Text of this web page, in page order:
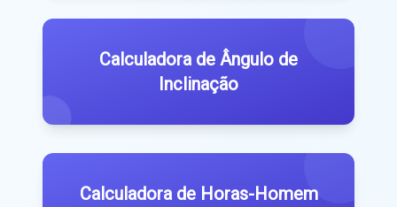
Calculadora de Ângulo de
Inclinação
Calculadora de Horas-Homem